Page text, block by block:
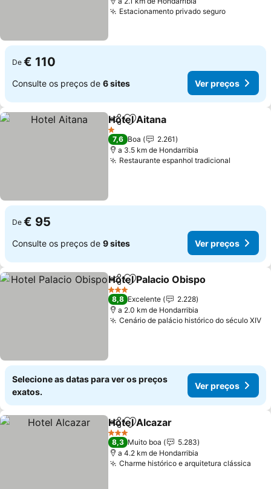
Estacionamento privado seguro
De € 110
Consulte os preços de 6 sites Ver preços
PartilharAdicionar aos favoritos
Hotel Aitana
1 Estrelas
7,6 Boa
2.261
a 3.5 km de Hondarribia
Restaurante espanhol tradicional
De € 95
Consulte os preços de 9 sites Ver preços
PartilharAdicionar aos favoritos
Hotel Palacio Obispo
3 Estrelas
8,8 Excelente
2.228
a 2.0 km de Hondarribia
Cenário de palácio histórico do século XIV
Selecione as datas para ver os preços
exatos.
Ver preços
PartilharAdicionar aos favoritos
Hotel Alcazar
3 Estrelas
8,3 Muito boa
5.283
a 4.2 km de Hondarribia
Charme histórico e arquitetura clássica